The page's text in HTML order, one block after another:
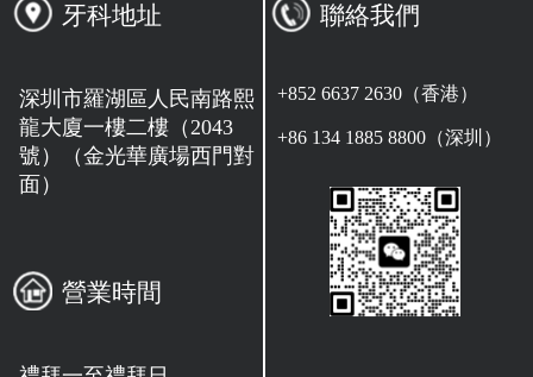
牙科地址
深圳市羅湖區人民南路熙
龍大廈一樓二樓（2043
號）（金光華廣場西門對
面）
營業時間
聯絡我們
+852 6637 2630（香港）
+86 134 1885 8800（深圳）